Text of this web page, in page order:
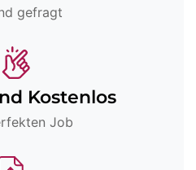
gefragt
Kostenlos
Job